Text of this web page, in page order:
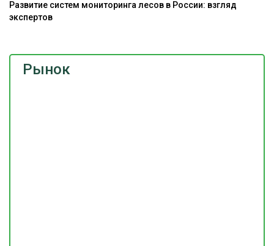
Рынок
Развитие систем мониторинга лесов в России: взгляд
экспертов